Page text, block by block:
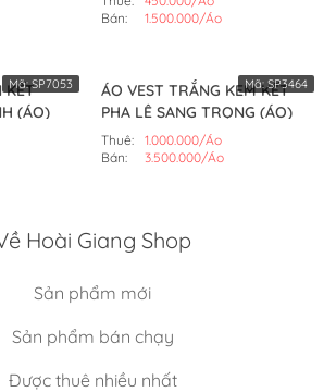
Bán:
1.500.000/Áo
KẾT
(ÁO)
Mã:SP7053
ÁO VEST TRẮNG KEM KẾT
PHA LÊ SANG TRỌNG (ÁO)
Thuê:
1.000.000/Áo
Bán:
3.500.000/Áo
Mã:SP3464
Hoài Giang Shop
Sản phẩm mới
Sản phẩm bán chạy
Được thuê nhiều nhất